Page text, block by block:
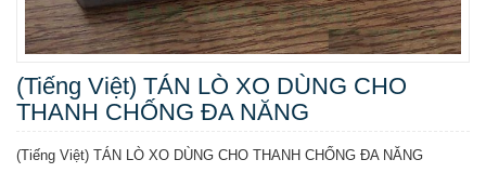
(Tiếng Việt) TÁN LÒ XO DÙNG CHO
THANH CHỐNG ĐA NĂNG
(Tiếng Việt) TÁN LÒ XO DÙNG CHO THANH CHỐNG ĐA NĂNG